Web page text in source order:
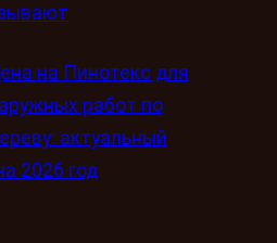
на Пинотекс для
работ по
актуальный
2026 год